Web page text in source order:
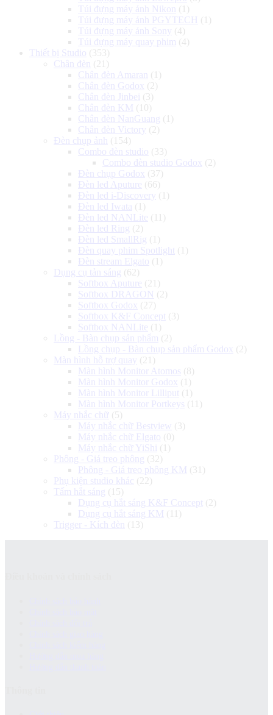
Túi đựng máy ảnh Nikon
(1)
Túi đựng máy ảnh PGYTECH
(1)
Túi đựng máy ảnh Sony (4)
Túi đựng máy quay phim (4)
Thiết bị Studio (353)
Chân đèn
(21)
Chân đèn Amaran
(1)
Chân đèn Godox (2)
Chân đèn Jinbei (3)
Chân đèn KM (10)
Chân đèn NanGuang (1)
Chân đèn Victory (2)
Đèn chụp ảnh
(154)
Combo đèn studio (33)
Combo đèn studio Godox (2)
Đèn chụp Godox (37)
Đèn led Aputure (66)
Đèn led i-Discovery (1)
Đèn led Iwata (1)
Đèn led NANLite (11)
Đèn led Ring (2)
Đèn led SmallRig (1)
Đèn quay phim Spotlight (1)
Đèn stream Elgato (1)
Dụng cụ tản sáng (62)
Softbox Aputure (21)
Softbox DRAGON (2)
Softbox Godox (27)
Softbox K&F Concept (3)
Softbox NANLite (1)
Lồng - Bàn chụp sản phẩm (2)
Lồng chụp - Bàn chụp sản phẩm Godox (2)
Màn hình hỗ trợ quay (21)
Màn hình Monitor Atomos (8)
Màn hình Monitor Godox (1)
Màn hình Monitor Lilliput (1)
Màn hình Monitor Portkeys (11)
Máy nhắc chữ (5)
Máy nhắc chữ Bestview (3)
Máy nhắc chữ Elgato (0)
Máy nhắc chữ YiShi
(1)
Phông - Giá treo phông (32)
Phông - Giá treo phông KM (31)
Phụ kiện studio khác (22)
Tấm hắt sáng (15)
Dụng cụ hắt sáng K&F Concept (2)
Dụng cụ hắt sáng KM (11)
Trigger - Kích đèn
(13)